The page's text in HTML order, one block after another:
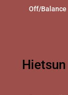
Off/Balance